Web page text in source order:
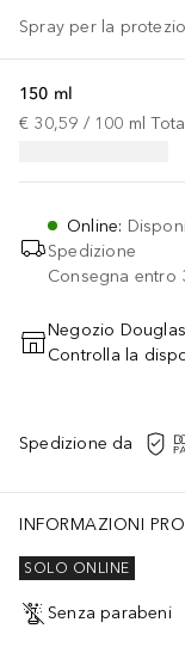
Spray per la
150 ml
€ 30,59 / 100 ml
Online:
Spedizione
Consegna entro
Negozio Douglas
Controlla la
Spedizione da
INFORMAZIONI
SOLO ONLINE
Senza parabeni